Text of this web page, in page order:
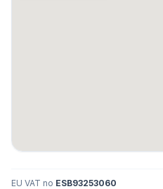
EU VAT no ESB93253060